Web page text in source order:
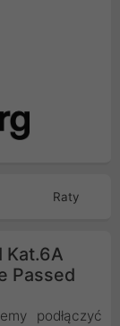
Raty
Kat.6A
Passed
podłączyć